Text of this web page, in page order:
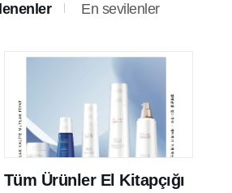
En sevilenler
Tüm Ürünler El Kitapçığı